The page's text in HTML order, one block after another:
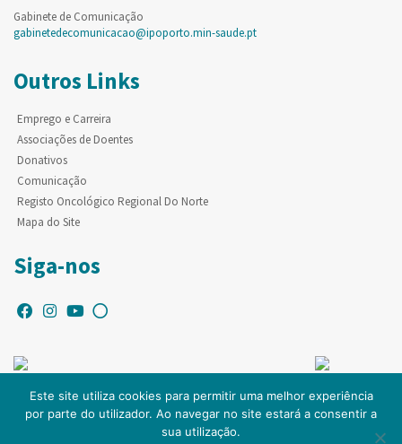
Gabinete de Comunicação
gabinetedecomunicacao@ipoporto.min-saude.pt
Outros Links
Emprego e Carreira
Associações de Doentes
Donativos
Comunicação
Registo Oncológico Regional Do Norte
Mapa do Site
Siga-nos
© Copyright IPO-PORTO. Todos os direitos reservados.
Este site utiliza cookies para permitir uma melhor experiência
por parte do utilizador. Ao navegar no site estará a consentir a
sua utilização.